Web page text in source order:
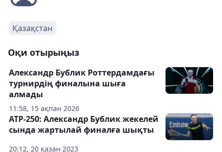
Қазақстан
Оқи отырыңыз
11:58, 15 ақпан 2026
Александр Бублик Роттердамдағы
турнирдің финалына шыға
алмады
20:12, 20 қазан 2023
АТР-250: Александр Бублик жекелей
сында жартылай финалға шықты